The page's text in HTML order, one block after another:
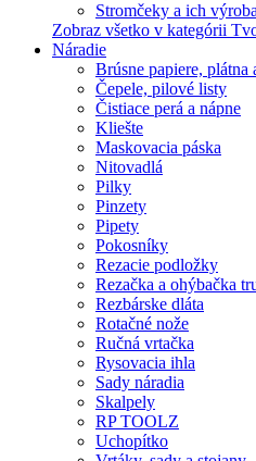
Stromčeky a ich výroba
Zobraz všetko v kategórii
Náradie
Brúsne papiere,
Čepele, pilové listy
Čistiace perá a nápne
Kliešte
Maskovacia páska
Nitovadlá
Pilky
Pinzety
Pipety
Pokosníky
Rezacie podložky
Rezačka a ohýbačka
Rezbárske dláta
Rotačné nože
Ručná vrtačka
Rysovacia ihla
Sady náradia
Skalpely
RP TOOLZ
Uchopítko